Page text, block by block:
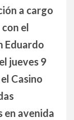
a cargo
el
Eduardo
jueves 9
Casino
en avenida